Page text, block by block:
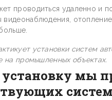
проводиться удаленно и
установки систем
на промышленных объектах.
мы